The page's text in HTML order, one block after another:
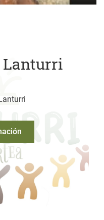
Lanturri